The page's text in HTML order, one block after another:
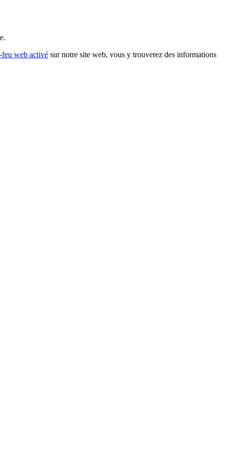
feu web activé sur notre site web, vous y trouverez des informations